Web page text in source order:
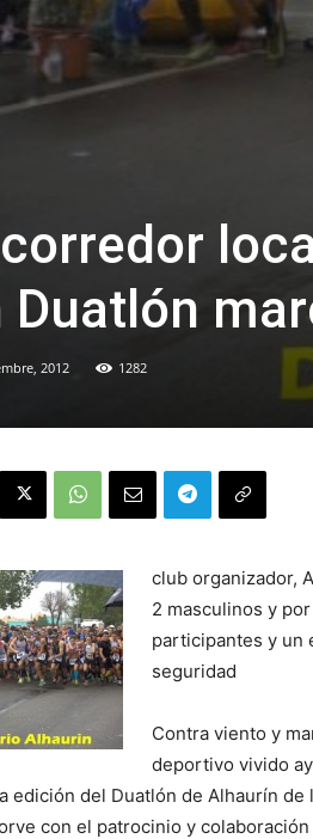
Duatlón
2012 1282
club organizador,
2 masculinos y
participantes y un
seguridad
Contra viento y
deportivo vivido
edición del Duatlón de Alhaurín
con el patrocinio y